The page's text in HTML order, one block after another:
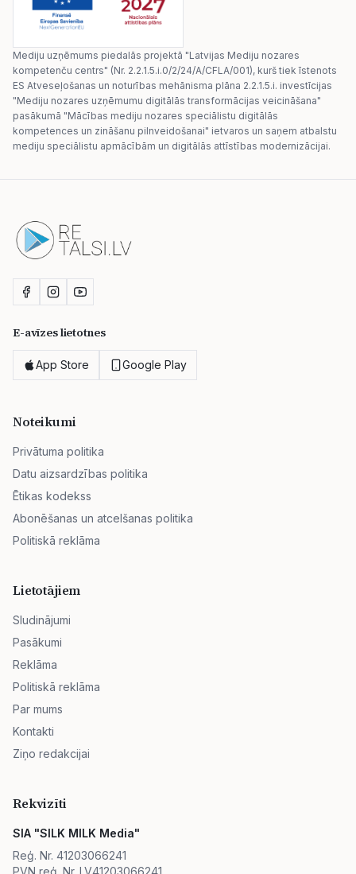
Mediju uzņēmums piedalās projektā "Latvijas Mediju nozares
kompetenču centrs" (Nr. 2.2.1.5.i.0/2/24/A/CFLA/001), kurš tiek īstenots
ES Atveseļošanas un noturības mehānisma plāna 2.2.1.5.i. investīcijas
"Mediju nozares uzņēmumu digitālās transformācijas veicināšana"
pasākumā "Mācības mediju nozares speciālistu digitālās
kompetences un zināšanu pilnveidošanai" ietvaros un saņem atbalstu
mediju speciālistu apmācībām un digitālās attīstības modernizācijai.
E-avīzes lietotnes
App Store Google Play
Noteikumi
Privātuma politika
Datu aizsardzības politika
Ētikas kodekss
Abonēšanas un atcelšanas politika
Politiskā reklāma
Lietotājiem
Sludinājumi
Pasākumi
Reklāma
Politiskā reklāma
Par mums
Kontakti
Ziņo redakcijai
Rekvizīti
SIA "SILK MILK Media"
Reģ. Nr. 41203066241
PVN reģ. Nr. LV41203066241